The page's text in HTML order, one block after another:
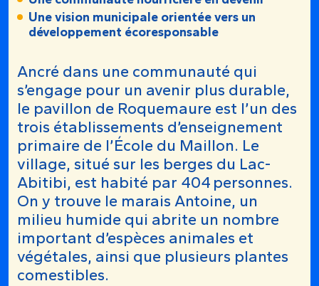
Une vision municipale orientée vers un
développement écoresponsable
Ancré dans une communauté qui
s’engage pour un avenir plus durable,
le pavillon de Roquemaure est l’un des
trois établissements d’enseignement
primaire de l’École du Maillon. Le
village, situé sur les berges du Lac-
Abitibi, est habité par 404 personnes.
On y trouve le marais Antoine, un
milieu humide qui abrite un nombre
important d’espèces animales et
végétales, ainsi que plusieurs plantes
comestibles.